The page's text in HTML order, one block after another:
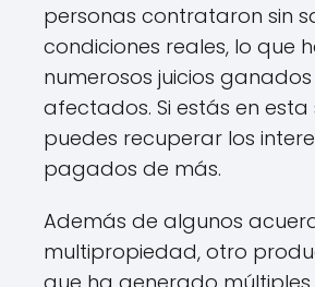
personas contrataron sin
condiciones reales, lo que
numerosos juicios
afectados. Si estás en esta
puedes recuperar los
pagados de más.
Además de algunos
multipropiedad, otro